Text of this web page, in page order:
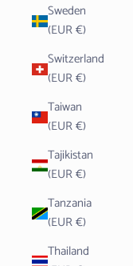
Sweden
(EUR €)
Switzerland
(EUR €)
Taiwan
(EUR €)
Tajikistan
(EUR €)
Tanzania
(EUR €)
Thailand